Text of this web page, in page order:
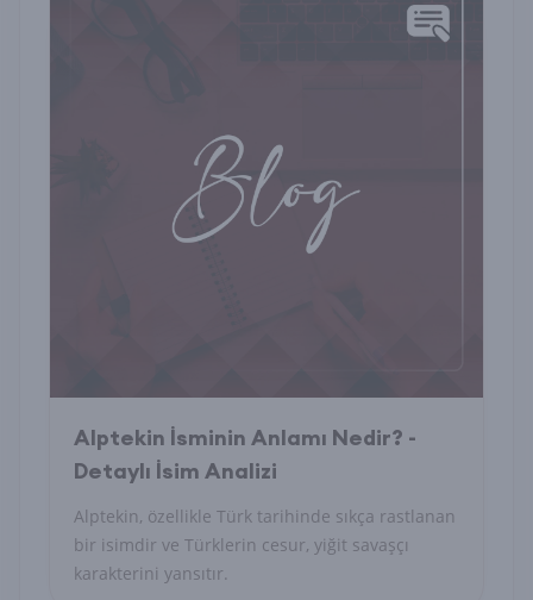
Alptekin İsminin Anlamı Nedir? -
Detaylı İsim Analizi
Alptekin, özellikle Türk tarihinde sıkça rastlanan
bir isimdir ve Türklerin cesur, yiğit savaşçı
karakterini yansıtır.